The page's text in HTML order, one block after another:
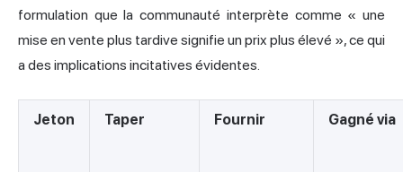
formulation que la communauté interprète comme « une
mise en vente plus tardive signifie un prix plus élevé », ce qui
a des implications incitatives évidentes.
Jeton Taper Fournir Gagné via